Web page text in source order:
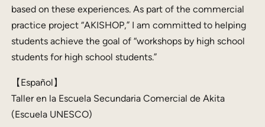
based on these experiences. As part of the commercial
practice project “AKISHOP,” I am committed to helping
students achieve the goal of “workshops by high school
students for high school students.”
【Español】
Taller en la Escuela Secundaria Comercial de Akita
(Escuela UNESCO)